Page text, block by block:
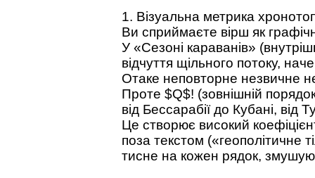
1. Візуальна метрика
Ви сприймаєте вірш як
У «Сезоні караванів»
відчуття щільного потоку,
Отаке неповторне незвичне
Проте $Q$! (зовнішній
від Бессарабії до Кубані, від
Це створює високий
поза текстом («геополітичне
тисне на кожен рядок,